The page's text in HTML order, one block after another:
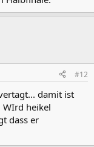
#12
damit ist
WIrd heikel
dass er